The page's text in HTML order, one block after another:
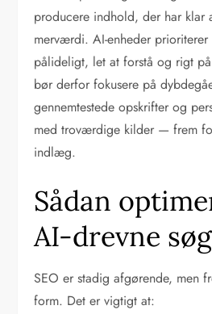
producere indhold, der har klar
merværdi. AI-enheder
pålideligt, let at forstå og rigt
bør derfor fokusere på
gennemtestede opskrifter og
med troværdige kilder — frem
indlæg.
Sådan
AI-drevne
SEO er stadig afgørende, men
form. Det er vigtigt at: